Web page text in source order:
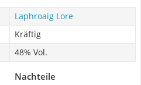
Laphroaig Lore
Kräftig
48% Vol.
Nachteile